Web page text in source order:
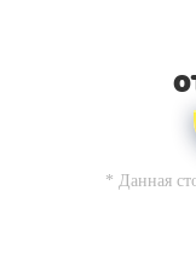
* Данная